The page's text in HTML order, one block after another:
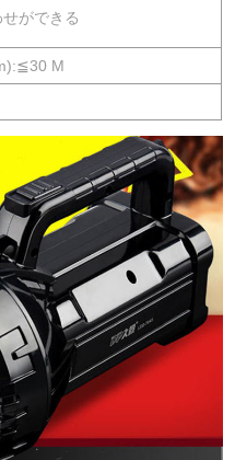
ができる
M